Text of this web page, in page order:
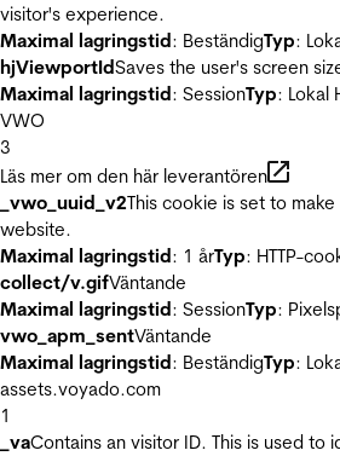
visitor's experience.
Maximal lagringstid: BeständigTyp:
hjViewportIdSaves the user's screen
Maximal lagringstid: SessionTyp: Lokal
VWO
3
Läs mer om den här leverantören
_vwo_uuid_v2This cookie is set to
website.
Maximal lagringstid: 1 årTyp: HTTP-
collect/v.gifVäntande
Maximal lagringstid: SessionTyp:
vwo_apm_sentVäntande
Maximal lagringstid: BeständigTyp:
assets.voyado.com
1
_vaContains an visitor ID. This is used